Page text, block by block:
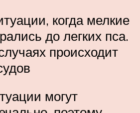
когда мелкие
до легких пса.
происходит
могут